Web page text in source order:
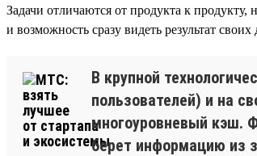
Задачи отличаются от продукта к
и возможность сразу видеть результат
В крупной
пользователей) и на
многоуровневый кэш.
берет информацию из